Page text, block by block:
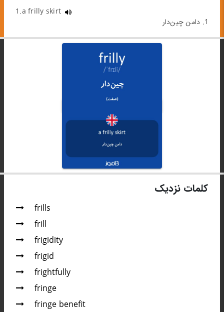
1.a frilly skirt
1. دامن چین‌دار
کلمات نزدیک
frills
frill
frigidity
frigid
frightfully
fringe
fringe benefit